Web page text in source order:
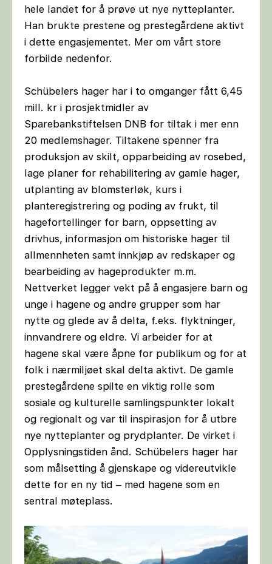
hele landet for å prøve ut nye nytteplanter.
Han brukte prestene og prestegårdene aktivt
i dette engasjementet. Mer om vårt store
forbilde nedenfor.
Schübelers hager har i to omganger fått 6,45
mill. kr i prosjektmidler av
Sparebankstiftelsen DNB for tiltak i mer enn
20 medlemshager. Tiltakene spenner fra
produksjon av skilt, opparbeiding av rosebed,
lage planer for rehabilitering av gamle hager,
utplanting av blomsterløk, kurs i
planteregistrering og poding av frukt, til
hagefortellinger for barn, oppsetting av
drivhus, informasjon om historiske hager til
allmennheten samt innkjøp av redskaper og
bearbeiding av hageprodukter m.m.
Nettverket legger vekt på å engasjere barn og
unge i hagene og andre grupper som har
nytte og glede av å delta, f.eks. flyktninger,
innvandrere og eldre. Vi arbeider for at
hagene skal være åpne for publikum og for at
folk i nærmiljøet skal delta aktivt. De gamle
prestegårdene spilte en viktig rolle som
sosiale og kulturelle samlingspunkter lokalt
og regionalt og var til inspirasjon for å utbre
nye nytteplanter og prydplanter. De virket i
Opplysningstiden ånd. Schübelers hager har
som målsetting å gjenskape og videreutvikle
dette for en ny tid – med hagene som en
sentral møteplass.